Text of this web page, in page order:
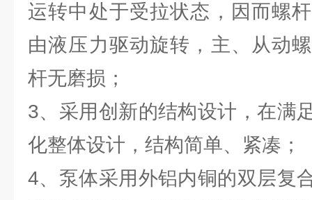
运转中处于受拉状态，因而螺
由液压力驱动旋转，主、从动
杆无磨损；
3、采用创新的结构设计，在满
化整体设计，结构简单、紧凑；
4、泵体采用外铝内铜的双层复